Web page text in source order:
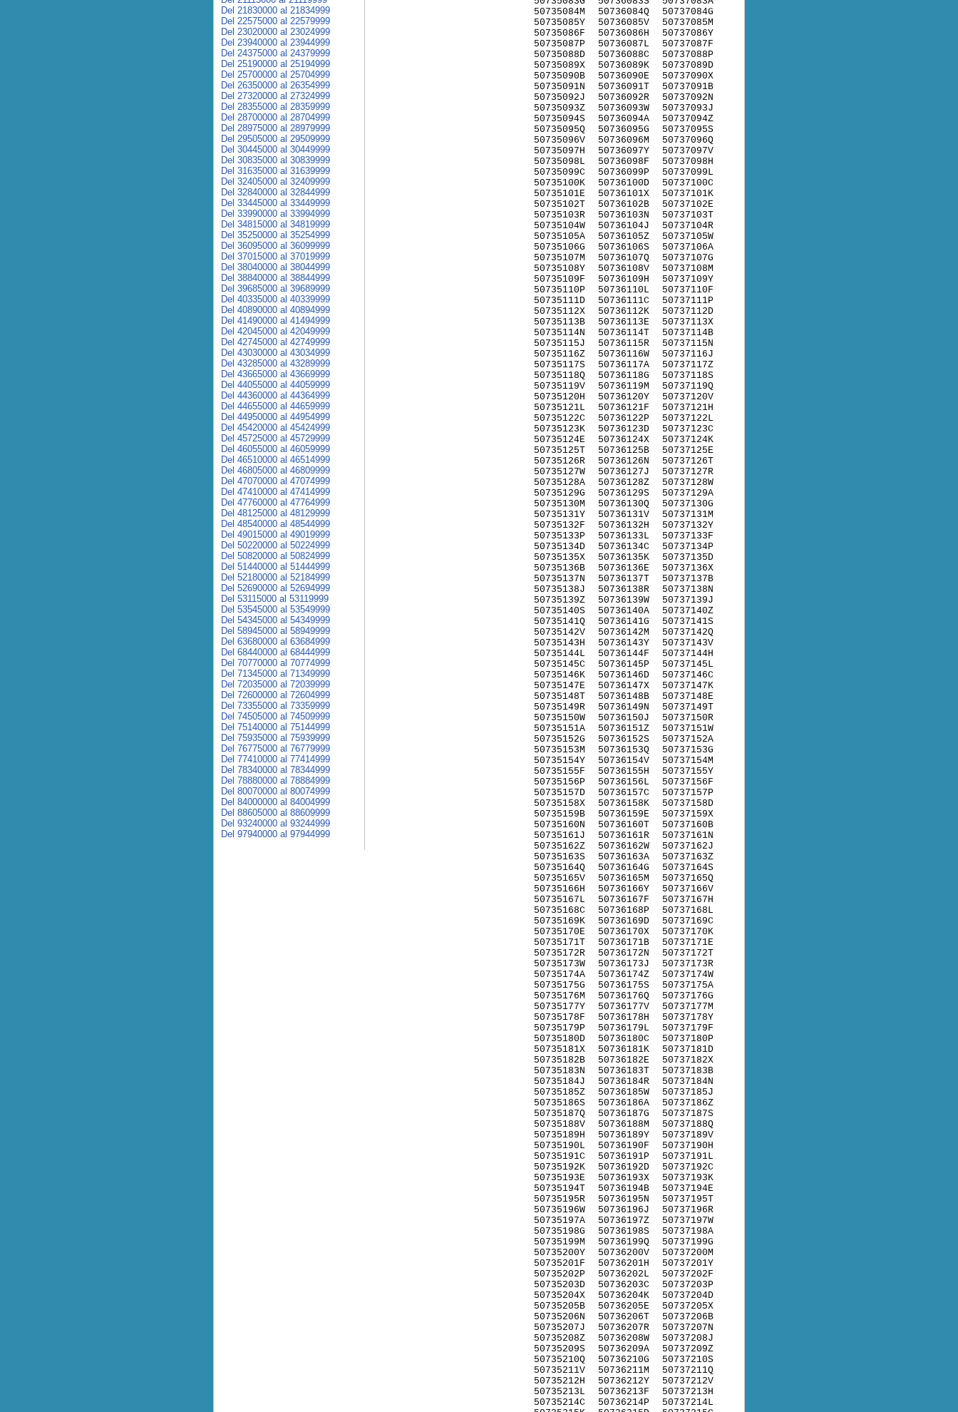
50735084M
50735085Y
50735086F
50735087P
50735088D
50735089X
50735090B
50735091N
50735092J
50735093Z
50735094S
50735095Q
50735096V
50735097H
50735098L
50735099C
50735100K
50735101E
50735102T
50735103R
50735104W
50735105A
50735106G
50735107M
50735108Y
50735109F
50735110P
50735111D
50735112X
50735113B
50735114N
50735115J
50735116Z
50735117S
50735118Q
50735119V
50735120H
50735121L
50735122C
50735123K
50735124E
50735125T
50735126R
50735127W
50735128A
50735129G
50735130M
50735131Y
50735132F
50735133P
50735134D
50735135X
50735136B
50735137N
50735138J
50735139Z
50735140S
50735141Q
50735142V
50735143H
50735144L
50735145C
50735146K
50735147E
50735148T
50735149R
50735150W
50735151A
50735152G
50735153M
50735154Y
50735155F
50735156P
50735157D
50735158X
50735159B
50735160N
50735161J
50735162Z
50735163S
50735164Q
50735165V
50735166H
50735167L
50735168C
50735169K
50735170E
50735171T
50735172R
50735173W
50735174A
50735175G
50735176M
50735177Y
50735178F
50735179P
50735180D
50735181X
50735182B
50735183N
50735184J
50735185Z
50735186S
50735187Q
50735188V
50735189H
50735190L
50735191C
50735192K
50735193E
50735194T
50735195R
50735196W
50735197A
50735198G
50735199M
50735200Y
50735201F
50735202P
50735203D
50735204X
50735205B
50735206N
50735207J
50735208Z
50735209S
50735210Q
50735211V
50735212H
50735213L
50735214C
50736084Q
50736085V
50736086H
50736087L
50736088C
50736089K
50736090E
50736091T
50736092R
50736093W
50736094A
50736095G
50736096M
50736097Y
50736098F
50736099P
50736100D
50736101X
50736102B
50736103N
50736104J
50736105Z
50736106S
50736107Q
50736108V
50736109H
50736110L
50736111C
50736112K
50736113E
50736114T
50736115R
50736116W
50736117A
50736118G
50736119M
50736120Y
50736121F
50736122P
50736123D
50736124X
50736125B
50736126N
50736127J
50736128Z
50736129S
50736130Q
50736131V
50736132H
50736133L
50736134C
50736135K
50736136E
50736137T
50736138R
50736139W
50736140A
50736141G
50736142M
50736143Y
50736144F
50736145P
50736146D
50736147X
50736148B
50736149N
50736150J
50736151Z
50736152S
50736153Q
50736154V
50736155H
50736156L
50736157C
50736158K
50736159E
50736160T
50736161R
50736162W
50736163A
50736164G
50736165M
50736166Y
50736167F
50736168P
50736169D
50736170X
50736171B
50736172N
50736173J
50736174Z
50736175S
50736176Q
50736177V
50736178H
50736179L
50736180C
50736181K
50736182E
50736183T
50736184R
50736185W
50736186A
50736187G
50736188M
50736189Y
50736190F
50736191P
50736192D
50736193X
50736194B
50736195N
50736196J
50736197Z
50736198S
50736199Q
50736200V
50736201H
50736202L
50736203C
50736204K
50736205E
50736206T
50736207R
50736208W
50736209A
50736210G
50736211M
50736212Y
50736213F
50736214P
50737084G
50737085M
50737086Y
50737087F
50737088P
50737089D
50737090X
50737091B
50737092N
50737093J
50737094Z
50737095S
50737096Q
50737097V
50737098H
50737099L
50737100C
50737101K
50737102E
50737103T
50737104R
50737105W
50737106A
50737107G
50737108M
50737109Y
50737110F
50737111P
50737112D
50737113X
50737114B
50737115N
50737116J
50737117Z
50737118S
50737119Q
50737120V
50737121H
50737122L
50737123C
50737124K
50737125E
50737126T
50737127R
50737128W
50737129A
50737130G
50737131M
50737132Y
50737133F
50737134P
50737135D
50737136X
50737137B
50737138N
50737139J
50737140Z
50737141S
50737142Q
50737143V
50737144H
50737145L
50737146C
50737147K
50737148E
50737149T
50737150R
50737151W
50737152A
50737153G
50737154M
50737155Y
50737156F
50737157P
50737158D
50737159X
50737160B
50737161N
50737162J
50737163Z
50737164S
50737165Q
50737166V
50737167H
50737168L
50737169C
50737170K
50737171E
50737172T
50737173R
50737174W
50737175A
50737176G
50737177M
50737178Y
50737179F
50737180P
50737181D
50737182X
50737183B
50737184N
50737185J
50737186Z
50737187S
50737188Q
50737189V
50737190H
50737191L
50737192C
50737193K
50737194E
50737195T
50737196R
50737197W
50737198A
50737199G
50737200M
50737201Y
50737202F
50737203P
50737204D
50737205X
50737206B
50737207N
50737208J
50737209Z
50737210S
50737211Q
50737212V
50737213H
50737214L
Del 21830000 al 21834999
Del 22575000 al 22579999
Del 23020000 al 23024999
Del 23940000 al 23944999
Del 24375000 al 24379999
Del 25190000 al 25194999
Del 25700000 al 25704999
Del 26350000 al 26354999
Del 27320000 al 27324999
Del 28355000 al 28359999
Del 28700000 al 28704999
Del 28975000 al 28979999
Del 29505000 al 29509999
Del 30445000 al 30449999
Del 30835000 al 30839999
Del 31635000 al 31639999
Del 32405000 al 32409999
Del 32840000 al 32844999
Del 33445000 al 33449999
Del 33990000 al 33994999
Del 34815000 al 34819999
Del 35250000 al 35254999
Del 36095000 al 36099999
Del 37015000 al 37019999
Del 38040000 al 38044999
Del 38840000 al 38844999
Del 39685000 al 39689999
Del 40335000 al 40339999
Del 40890000 al 40894999
Del 41490000 al 41494999
Del 42045000 al 42049999
Del 42745000 al 42749999
Del 43030000 al 43034999
Del 43285000 al 43289999
Del 43665000 al 43669999
Del 44055000 al 44059999
Del 44360000 al 44364999
Del 44655000 al 44659999
Del 44950000 al 44954999
Del 45420000 al 45424999
Del 45725000 al 45729999
Del 46055000 al 46059999
Del 46510000 al 46514999
Del 46805000 al 46809999
Del 47070000 al 47074999
Del 47410000 al 47414999
Del 47760000 al 47764999
Del 48125000 al 48129999
Del 48540000 al 48544999
Del 49015000 al 49019999
Del 50220000 al 50224999
Del 50820000 al 50824999
Del 51440000 al 51444999
Del 52180000 al 52184999
Del 52690000 al 52694999
Del 53115000 al 53119999
Del 53545000 al 53549999
Del 54345000 al 54349999
Del 58945000 al 58949999
Del 63680000 al 63684999
Del 68440000 al 68444999
Del 70770000 al 70774999
Del 71345000 al 71349999
Del 72035000 al 72039999
Del 72600000 al 72604999
Del 73355000 al 73359999
Del 74505000 al 74509999
Del 75140000 al 75144999
Del 75935000 al 75939999
Del 76775000 al 76779999
Del 77410000 al 77414999
Del 78340000 al 78344999
Del 78880000 al 78884999
Del 80070000 al 80074999
Del 84000000 al 84004999
Del 88605000 al 88609999
Del 93240000 al 93244999
Del 97940000 al 97944999